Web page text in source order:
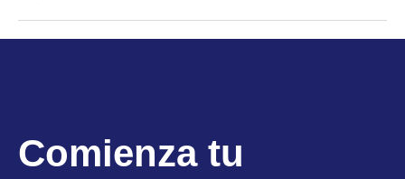
Comienza tu